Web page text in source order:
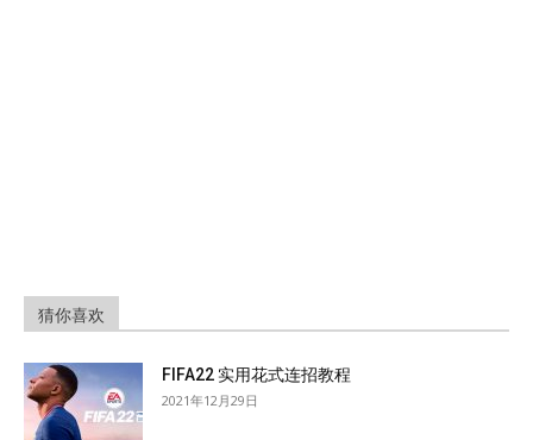
猜你喜欢
FIFA22 实用花式连招教程
2021年12月29日